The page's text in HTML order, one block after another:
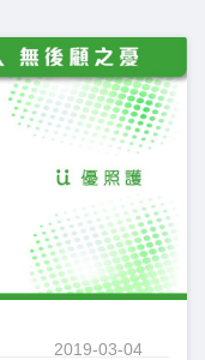
2019-03-04